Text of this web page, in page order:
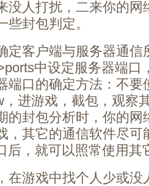
没人打扰，二来你的网
些封包判定。
定客户端与服务器通信
中设定服务器端口
端口的确定方法：不要
进游戏，截包，观察
的封包分析时，你的网
，其它的通信软件尽可
后，就可以照常使用其
在游戏中找个人少或没